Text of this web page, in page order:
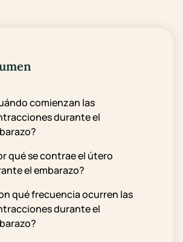
comienzan las
durante el
qué se contrae el útero
el embarazo?
qué frecuencia ocurren las
durante el